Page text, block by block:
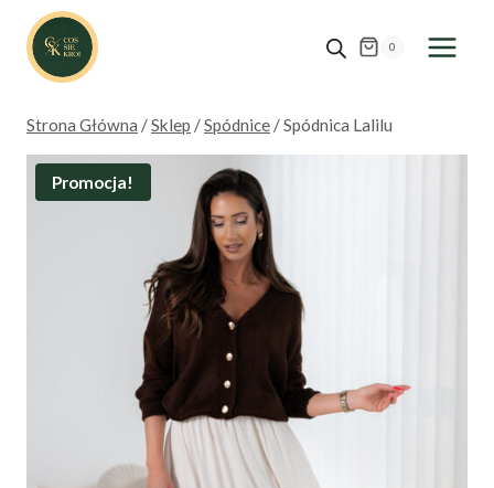
Przejdź
treści
0
Strona Główna /Sklep /Spódnice /Spódnica Lalilu
Promocja!